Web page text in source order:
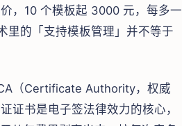
，10 个模板起 3000 元，每多一
的「支持模板管理」并不等于
（Certificate Authority，权威
证书是电子签法律效力的核心，